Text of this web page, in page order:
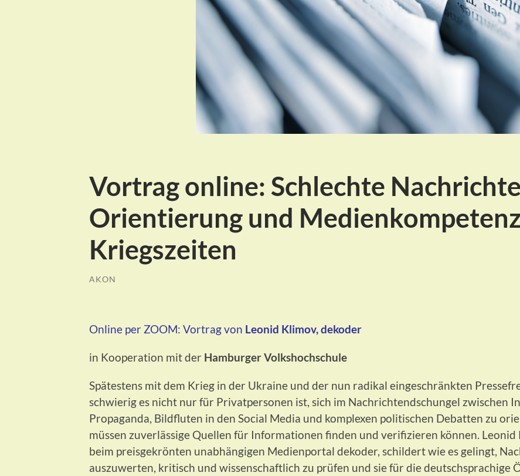
Vortrag online: Schlechte
Orientierung und
Kriegszeiten
AKON
Online per ZOOM: Vortrag von Leonid Klimov, dekoder
in Kooperation mit der Hamburger Volkshochschule
Spätestens mit dem Krieg in der Ukraine und der nun radikal eingeschränkten
schwierig es nicht nur für Privatpersonen ist, sich im Nachrichtendschungel zwischen
Propaganda, Bildfluten in den Social Media und komplexen politischen Debatten zu
müssen zuverlässige Quellen für Informationen finden und verifizieren können.
beim preisgekrönten unabhängigen Medienportal dekoder, schildert wie es gelingt,
auszuwerten, kritisch und wissenschaftlich zu prüfen und sie für die deutschsprachige